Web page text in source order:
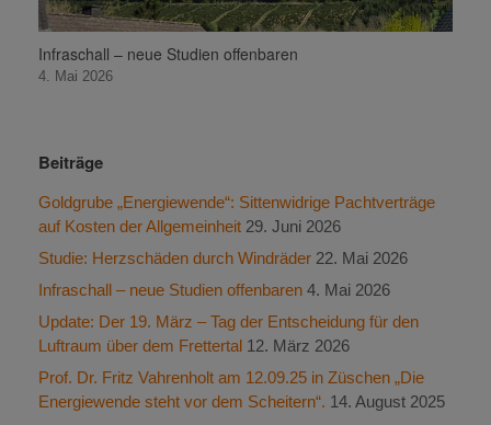
Infraschall – neue Studien offenbaren
4. Mai 2026
Beiträge
Goldgrube „Energiewende“: Sittenwidrige Pachtverträge
auf Kosten der Allgemeinheit 29. Juni 2026
Studie: Herzschäden durch Windräder 22. Mai 2026
Infraschall – neue Studien offenbaren 4. Mai 2026
Update: Der 19. März – Tag der Entscheidung für den
Luftraum über dem Frettertal 12. März 2026
Prof. Dr. Fritz Vahrenholt am 12.09.25 in Züschen „Die
Energiewende steht vor dem Scheitern“. 14. August 2025